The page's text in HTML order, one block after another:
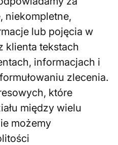
niekompletne,
lub pojęcia w
klienta tekstach
informacjach i
zlecenia.
które
między wielu
możemy